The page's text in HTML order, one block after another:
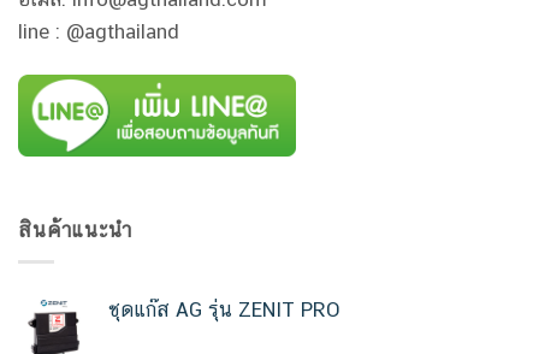
line : @agthailand
สินค้าแนะนำ
ชุดแก๊ส AG รุ่น ZENIT PRO